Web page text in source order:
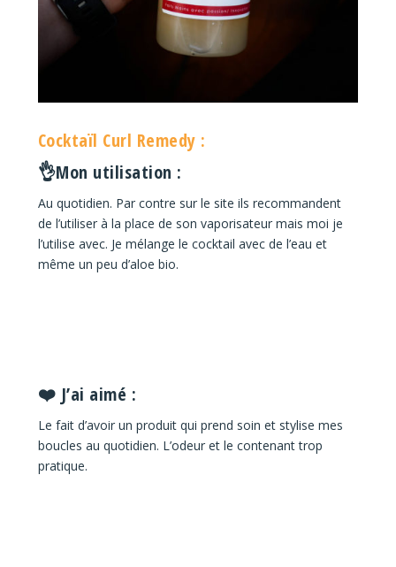
Cocktaïl Curl Remedy :
👌Mon utilisation :
Au quotidien. Par contre sur le site ils recommandent
de l’utiliser à la place de son vaporisateur mais moi je
l’utilise avec. Je mélange le cocktail avec de l’eau et
même un peu d’aloe bio.
❤️ J’ai aimé :
Le fait d’avoir un produit qui prend soin et stylise mes
boucles au quotidien. L’odeur et le contenant trop
pratique.